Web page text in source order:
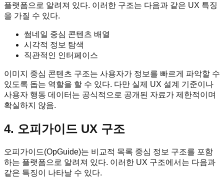
플랫폼으로 알려져 있다. 이러한 구조는 다음과 같은 UX 특징
을 가질 수 있다.
썸네일 중심 콘텐츠 배열
시각적 정보 탐색
직관적인 인터페이스
이미지 중심 콘텐츠 구조는 사용자가 정보를 빠르게 파악할 수
있도록 돕는 역할을 할 수 있다. 다만 실제 UX 설계 기준이나
사용자 행동 데이터는 공식적으로 공개된 자료가 제한적이며
확실하지 않음.
4. 오피가이드 UX 구조
오피가이드(OpGuide)는 비교적 목록 중심 정보 구조를 포함
하는 플랫폼으로 알려져 있다. 이러한 UX 구조에서는 다음과
같은 특징이 나타날 수 있다.